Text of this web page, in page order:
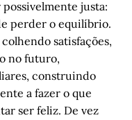
possivelmente justa:
perder o equilíbrio.
satisfações,
no futuro,
construindo
a fazer o que
ser feliz. De vez